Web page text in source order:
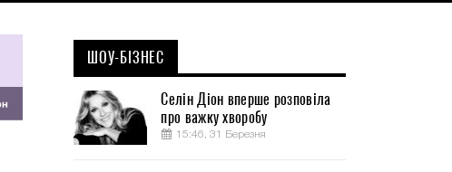
ШОУ-БІЗНЕС
Селін Діон вперше розповіла
про важку хворобу
15:46, 31 Березня